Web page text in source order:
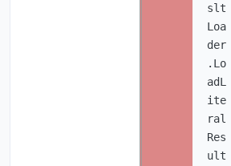
slt
Loa
der
.Lo
adL
ite
ral
Res
ult